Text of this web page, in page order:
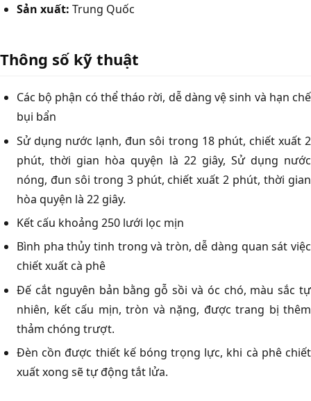
Sản xuất: Trung Quốc
Thông số kỹ thuật
Các bộ phận có thể tháo rời, dễ dàng vệ sinh và hạn chế
bụi bẩn
Sử dụng nước lạnh, đun sôi trong 18 phút, chiết xuất 2
phút, thời gian hòa quyện là 22 giây, Sử dụng nước
nóng, đun sôi trong 3 phút, chiết xuất 2 phút, thời gian
hòa quyện là 22 giây.
Kết cấu khoảng 250 lưới lọc mịn
Bình pha thủy tinh trong và tròn, dễ dàng quan sát việc
chiết xuất cà phê
Đế cắt nguyên bản bằng gỗ sồi và óc chó, màu sắc tự
nhiên, kết cấu mịn, tròn và nặng, được trang bị thêm
thảm chóng trượt.
Đèn cồn được thiết kế bóng trọng lực, khi cà phê chiết
xuất xong sẽ tự động tắt lửa.